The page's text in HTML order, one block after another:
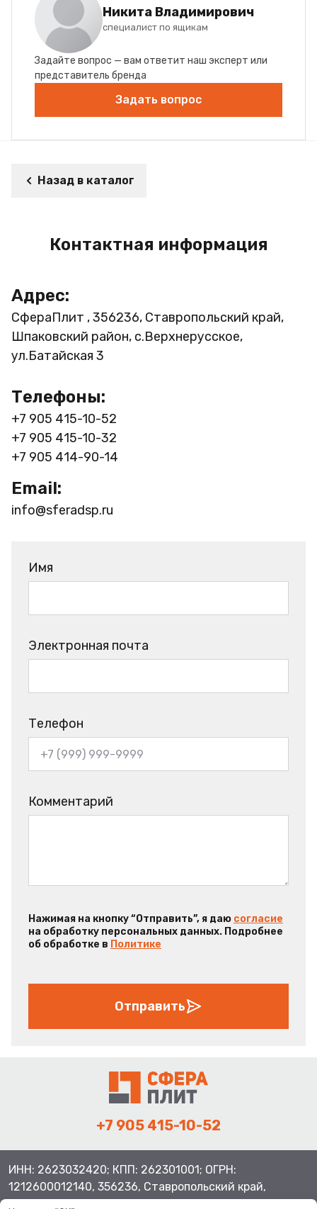
Никита Владимирович
специалист по ящикам
Задайте вопрос — вам ответит наш эксперт или
представитель бренда
Задать вопрос
Назад в каталог
Контактная информация
Адрес:
СфераПлит , 356236, Ставропольский край,
Шпаковский район, с.Верхнерусское,
ул.Батайская 3
Телефоны:
+7 905 415-10-52
+7 905 415-10-32
+7 905 414-90-14
Email:
info@sferadsp.ru
Имя
Электронная почта
Телефон
Комментарий
Нажимая на кнопку “Отправить”, я даю согласие
на обработку персональных данных. Подробнее
об обработке в Политике
Отправить
+7 905 415-10-52
ИНН: 2623032420; КПП: 262301001; ОГРН:
1212600012140, 356236, Ставропольский край,
Шпаковский район, с.Верхнерусское, ул.Батайская 3